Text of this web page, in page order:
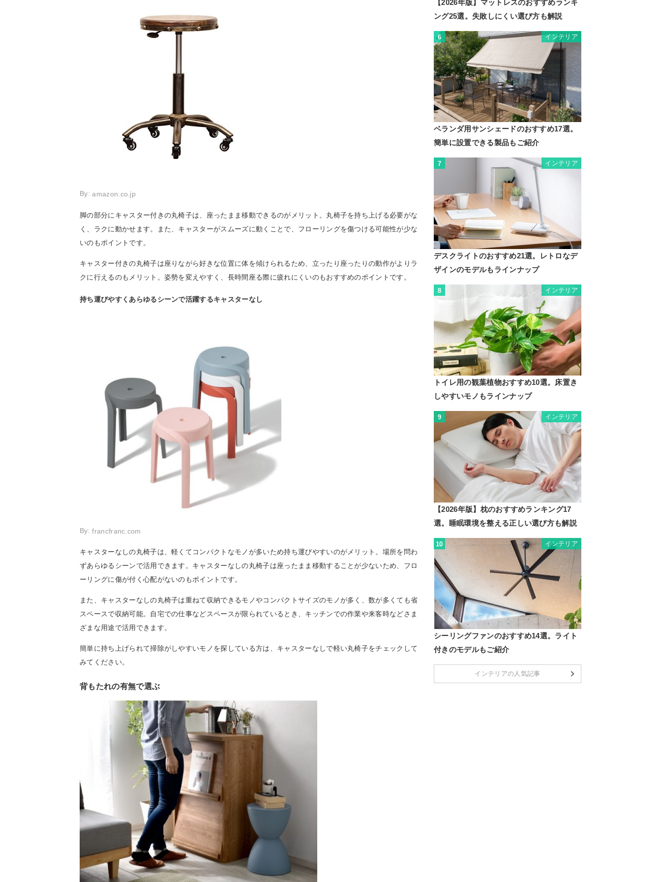
By:amazon.co.jp
脚の部分にキャスター付きの丸椅子は、座ったまま移動できるのがメリット。丸椅子を持ち上げる必要がな
く、ラクに動かせます。また、キャスターがスムーズに動くことで、フローリングを傷つける可能性が少な
いのもポイントです。
キャスター付きの丸椅子は座りながら好きな位置に体を傾けられるため、立ったり座ったりの動作がよりラ
クに行えるのもメリット。姿勢を変えやすく、長時間座る際に疲れにくいのもおすすめのポイントです。
持ち運びやすくあらゆるシーンで活躍するキャスターなし
By:francfranc.com
キャスターなしの丸椅子は、軽くてコンパクトなモノが多いため持ち運びやすいのがメリット。場所を問わ
ずあらゆるシーンで活用できます。キャスターなしの丸椅子は座ったまま移動することが少ないため、フロ
ーリングに傷が付く心配がないのもポイントです。
また、キャスターなしの丸椅子は重ねて収納できるモノやコンパクトサイズのモノが多く、数が多くても省
スペースで収納可能。自宅での仕事などスペースが限られているとき、キッチンでの作業や来客時などさま
ざまな用途で活用できます。
簡単に持ち上げられて掃除がしやすいモノを探している方は、キャスターなしで軽い丸椅子をチェックして
みてください。
背もたれの有無で選ぶ
【2026年版】マットレスのおすすめランキ
ング25選。失敗しにくい選び方も解説
6 インテリア
ベランダ用サンシェードのおすすめ17選。
簡単に設置できる製品もご紹介
7 インテリア
デスクライトのおすすめ21選。レトロなデ
ザインのモデルもラインナップ
8 インテリア
トイレ用の観葉植物おすすめ10選。床置き
しやすいモノもラインナップ
9 インテリア
【2026年版】枕のおすすめランキング17
選。睡眠環境を整える正しい選び方も解説
10 インテリア
シーリングファンのおすすめ14選。ライト
付きのモデルもご紹介
インテリアの人気記事